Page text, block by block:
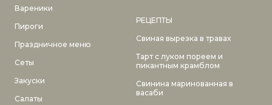
Вареники
Пироги
Праздничное меню
Сеты
Закуски
Салаты
РЕЦЕПТЫ
Свиная вырезка в травах
Тарт с луком пореем и
пикантным крамблом
Свинина маринованная в
васаби